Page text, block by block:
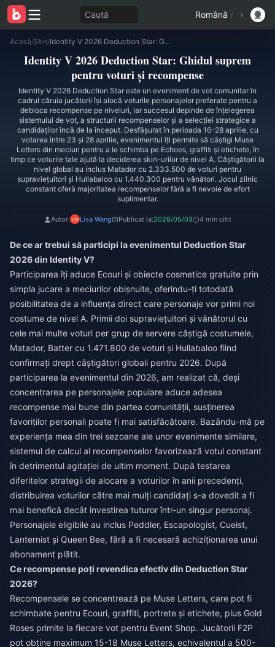
Caută Română /
Acasă/Știri/ Identity V 2026 Deduction Star: Ghidul suprem pentru voturi și recompense
Identity V 2026 Deduction Star: Ghidul suprem
pentru voturi și recompense
Identity V 2026 Deduction Star este un eveniment de vot comunitar în
cadrul căruia jucătorii își alocă voturile personajelor preferate pentru a
debloca recompense pe niveluri, iar succesul depinde de înțelegerea
sistemului de vot, a structurii recompenselor și a selecției strategice a
candidaților încă de la început. Desfășurat în perioada 16-28 aprilie, cu
votarea între 23 și 28 aprilie, evenimentul îți permite să câștigi Muse
Letters din meciuri pentru a le schimba pe Echoes, graffiti și etichete, în
timp ce voturile tale ajută la deciderea skin-urilor de nivel A. Câștigătorii la
nivel global au inclus Matador cu 2.333.500 de voturi pentru
supraviețuitori și Hullabaloo cu 1.440.300 pentru vânători. Jocul zilnic
constant oferă majoritatea recompenselor fără a fi nevoie de efort
suplimentar.
Autor: Lisa Wang Publicat la:2026/05/03 4 min citit
De ce ar trebui să participi la evenimentul Deduction Star
2026 din Identity V?
Participarea îți aduce Ecouri și obiecte cosmetice gratuite prin
simpla jucare a meciurilor obișnuite, oferindu-ți totodată
posibilitatea de a influența direct care personaje vor primi noi
costume de nivel A. Primii doi supraviețuitori și vânătorul cu
cele mai multe voturi per grup de servere câștigă costumele,
Matador, Batter cu 1.471.800 de voturi și Hullabaloo fiind
confirmați drept câștigători globali pentru 2026. După
participarea la evenimentul din 2026, am realizat că, deși
concentrarea pe personajele populare aduce adesea
recompense mai bune din partea comunității, susținerea
favoriților personali poate fi mai satisfăcătoare. Bazându-mă pe
experiența mea din trei sezoane ale unor evenimente similare,
sistemul de calcul al recompenselor favorizează votul constant
în detrimentul agitației de ultim moment. După testarea
diferitelor strategii de alocare a voturilor în anii precedenți,
distribuirea voturilor către mai mulți candidați s-a dovedit a fi
mai benefică decât investirea tuturor într-un singur personaj.
Personajele eligibile au inclus Peddler, Escapologist, Cueist,
Lanternist și Queen Bee, fără a fi necesară achiziționarea unui
abonament plătit.
Ce recompense poți revendica efectiv din Deduction Star
2026?
Recompensele se concentrează pe Muse Letters, care pot fi
schimbate pentru Ecouri, graffiti, portrete și etichete, plus Gold
Roses primite la fiecare vot pentru Event Shop. Jucătorii F2P
pot obține maximum 15-18 Muse Letters, echivalentul a 500-